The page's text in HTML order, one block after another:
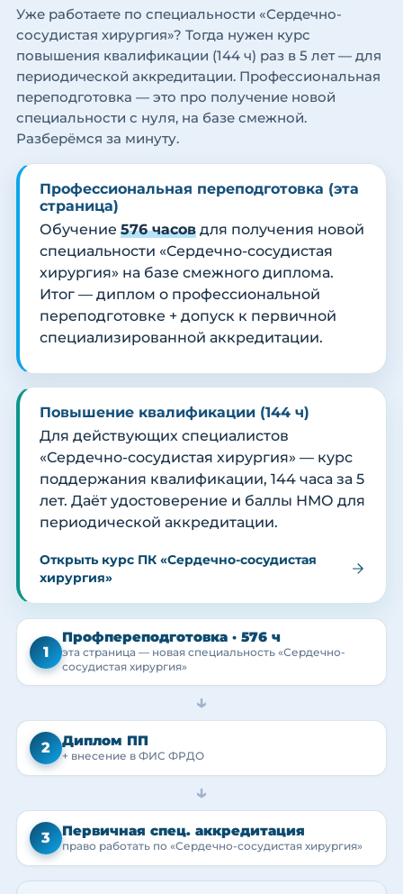
Уже работаете по специальности «Сердечно-
сосудистая хирургия»? Тогда нужен курс
повышения квалификации (144 ч) раз в 5 лет — для
периодической аккредитации. Профессиональная
переподготовка — это про получение новой
специальности с нуля, на базе смежной.
Разберёмся за минуту.
Профессиональная переподготовка (эта
страница)
Обучение 576 часов для получения новой
специальности «Сердечно-сосудистая
хирургия» на базе смежного диплома.
Итог — диплом о профессиональной
переподготовке + допуск к первичной
специализированной аккредитации.
Повышение квалификации (144 ч)
Для действующих специалистов
«Сердечно-сосудистая хирургия» — курс
поддержания квалификации, 144 часа за 5
лет. Даёт удостоверение и баллы НМО для
периодической аккредитации.
Открыть курс ПК «Сердечно-сосудистая
хирургия»
1
Профпереподготовка · 576 ч
эта страница — новая специальность «Сердечно-
сосудистая хирургия»
→
2 Диплом ПП
+ внесение в ФИС ФРДО
→
3 Первичная спец. аккредитация
право работать по «Сердечно-сосудистая хирургия»